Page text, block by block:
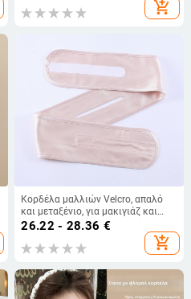
add_shopping_cart
Κορδέλα μαλλιών Velcro, απαλό
και μεταξένιο, για μακιγιάζ και
περιποίηση μαλλιών, αθλητικό
φουλάρι
26.22 - 28.36 €
add_shopping_cart